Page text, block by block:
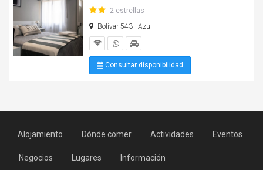
2 estrellas
Bolívar 543 - Azul
Consultar disponibilidad
Alojamiento Dónde comer Actividades Eventos
Negocios Lugares Información